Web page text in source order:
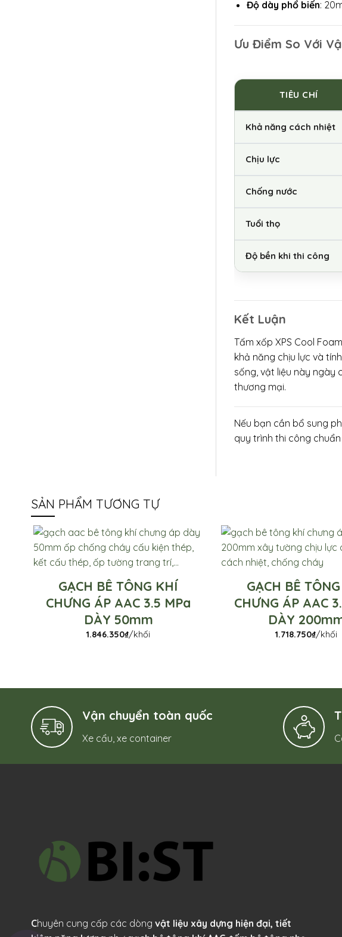
Độ dày phổ biến:
Ưu Điểm So Với
TIÊU CHÍ
Khả năng cách nhiệt
Chịu lực
Chống nước
Tuổi thọ
Độ bền khi thi công
Kết Luận
Tấm xốp XPS Cool
khả năng chịu lực và
sống, vật liệu này ngày
thương mại.
Nếu bạn cần bổ sung
quy trình thi công
SẢN PHẨM TƯƠNG TỰ
GẠCH BÊ TÔNG KHÍ
CHƯNG ÁP AAC 3.5 MPa
DÀY 50mm
1.846.350₫/khối
GẠCH BÊ
CHƯNG ÁP AAC
DÀY
1.718.750₫/khối
Vận chuyển toàn quốc
Xe cẩu, xe container
Chuyên cung cấp các dòng vật liệu xây dựng hiện đại, tiết